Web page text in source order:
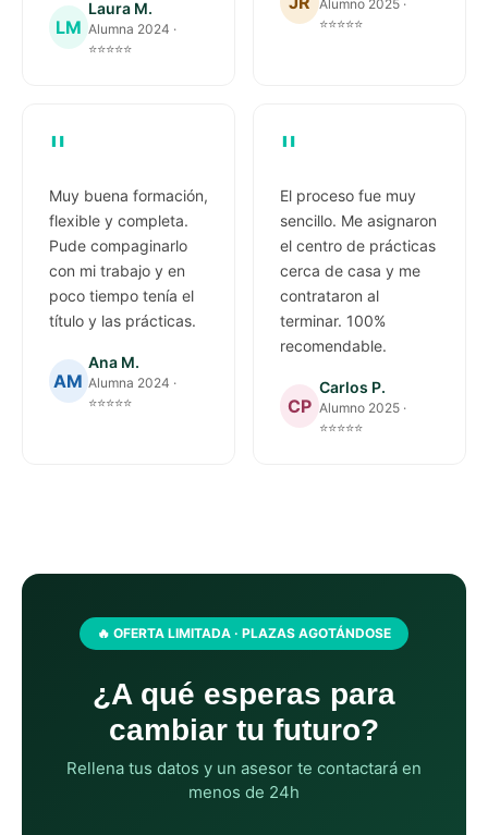
LM
Laura M.
Alumna 2024 ·
⭐⭐⭐⭐⭐
Alumno 2025 ·
⭐⭐⭐⭐⭐
"
Muy buena formación,
flexible y completa.
Pude compaginarlo
con mi trabajo y en
poco tiempo tenía el
título y las prácticas.
AM
Ana M.
Alumna 2024 ·
⭐⭐⭐⭐⭐
"
El proceso fue muy
sencillo. Me asignaron
el centro de prácticas
cerca de casa y me
contrataron al
terminar. 100%
recomendable.
CP
Carlos P.
Alumno 2025 ·
⭐⭐⭐⭐⭐
🔥 OFERTA LIMITADA · PLAZAS AGOTÁNDOSE
¿A qué esperas para
cambiar tu futuro?
Rellena tus datos y un asesor te contactará en
menos de 24h